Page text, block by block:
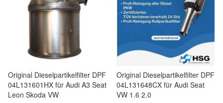
Original Dieselpartikelfilter DPF
04L131601HX für Audi A3 Seat
Leon Skoda VW
Original Dieselpartikelfilter DPF
04L131648CX für Audi Seat
VW 1.6 2.0